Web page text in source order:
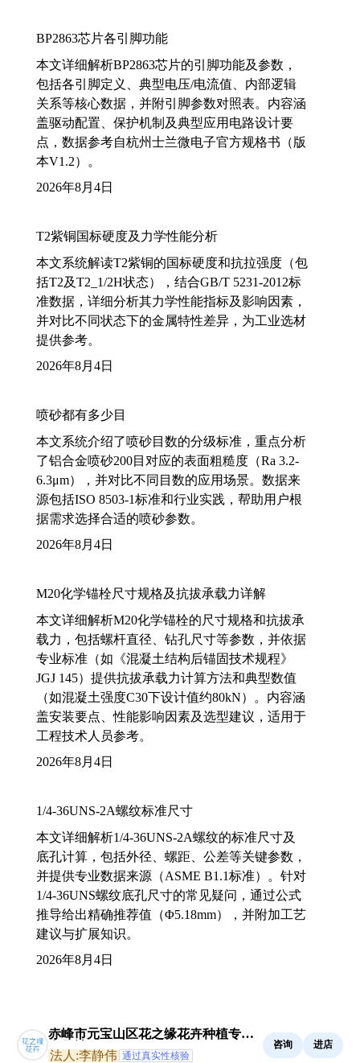
BP2863芯片各引脚功能
本文详细解析BP2863芯片的引脚功能及参数，
包括各引脚定义、典型电压/电流值、内部逻辑
关系等核心数据，并附引脚参数对照表。内容涵
盖驱动配置、保护机制及典型应用电路设计要
点，数据参考自杭州士兰微电子官方规格书（版
本V1.2）。
2026年8月4日
T2紫铜国标硬度及力学性能分析
本文系统解读T2紫铜的国标硬度和抗拉强度（包
括T2及T2_1/2H状态），结合GB/T 5231-2012标
准数据，详细分析其力学性能指标及影响因素，
并对比不同状态下的金属特性差异，为工业选材
提供参考。
2026年8月4日
喷砂都有多少目
本文系统介绍了喷砂目数的分级标准，重点分析
了铝合金喷砂200目对应的表面粗糙度（Ra 3.2-
6.3μm），并对比不同目数的应用场景。数据来
源包括ISO 8503-1标准和行业实践，帮助用户根
据需求选择合适的喷砂参数。
2026年8月4日
M20化学锚栓尺寸规格及抗拔承载力详解
本文详细解析M20化学锚栓的尺寸规格和抗拔承
载力，包括螺杆直径、钻孔尺寸等参数，并依据
专业标准（如《混凝土结构后锚固技术规程》
JGJ 145）提供抗拔承载力计算方法和典型数值
（如混凝土强度C30下设计值约80kN）。内容涵
盖安装要点、性能影响因素及选型建议，适用于
工程技术人员参考。
2026年8月4日
1/4-36UNS-2A螺纹标准尺寸
本文详细解析1/4-36UNS-2A螺纹的标准尺寸及
底孔计算，包括外径、螺距、公差等关键参数，
并提供专业数据来源（ASME B1.1标准）。针对
1/4-36UNS螺纹底孔尺寸的常见疑问，通过公式
推导给出精确推荐值（Φ5.18mm），并附加工艺
建议与扩展知识。
2026年8月4日
赤峰市元宝山区花之缘花卉种植专业
合作社
法人:李静伟 通过真实性核验
咨询 进店